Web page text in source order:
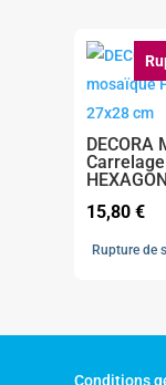
DECORA
15,80€
Rupture de
Conditions